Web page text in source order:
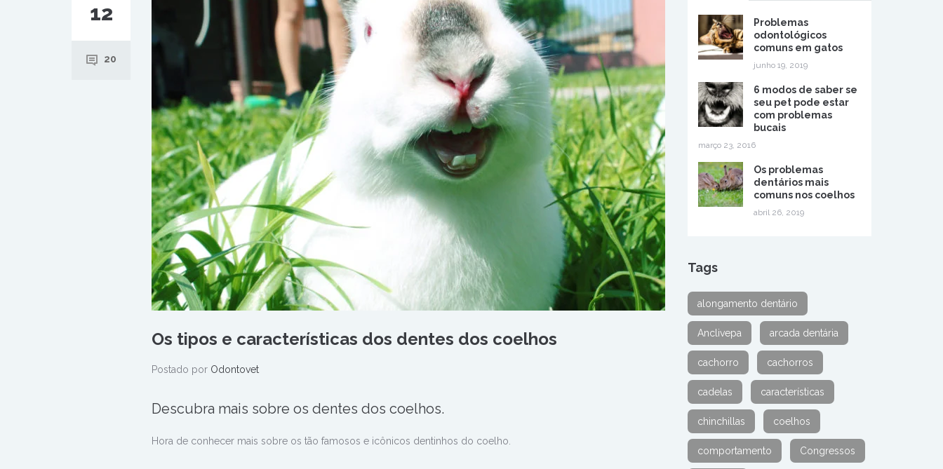
12
20
Os tipos e características dos dentes dos coelhos
Postado por Odontovet
Descubra mais sobre os dentes dos coelhos.
Hora de conhecer mais sobre os tão famosos e icônicos dentinhos do coelho.
Problemas
odontológicos
comuns em gatos
junho 19, 2019
6 modos de saber se
seu pet pode estar
com problemas
bucais
março 23, 2016
Os problemas
dentários mais
comuns nos coelhos
abril 26, 2019
Tags
alongamento dentário
Anclivepa arcada dentária
cachorro cachorros
cadelas características
chinchillas coelhos
comportamento Congressos